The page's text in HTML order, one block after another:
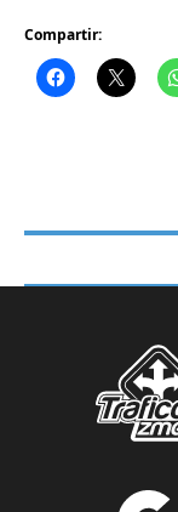
Compartir: